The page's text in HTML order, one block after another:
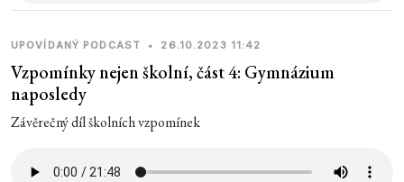
UPOVÍDANÝ PODCAST • 26.10.2023 11:42
Vzpomínky nejen školní, část 4: Gymnázium
naposledy
Závěrečný díl školních vzpomínek